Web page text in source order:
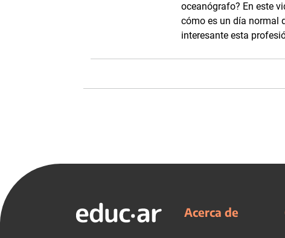
oceanógrafo? En este
cómo es un día normal
interesante esta
Acerca de